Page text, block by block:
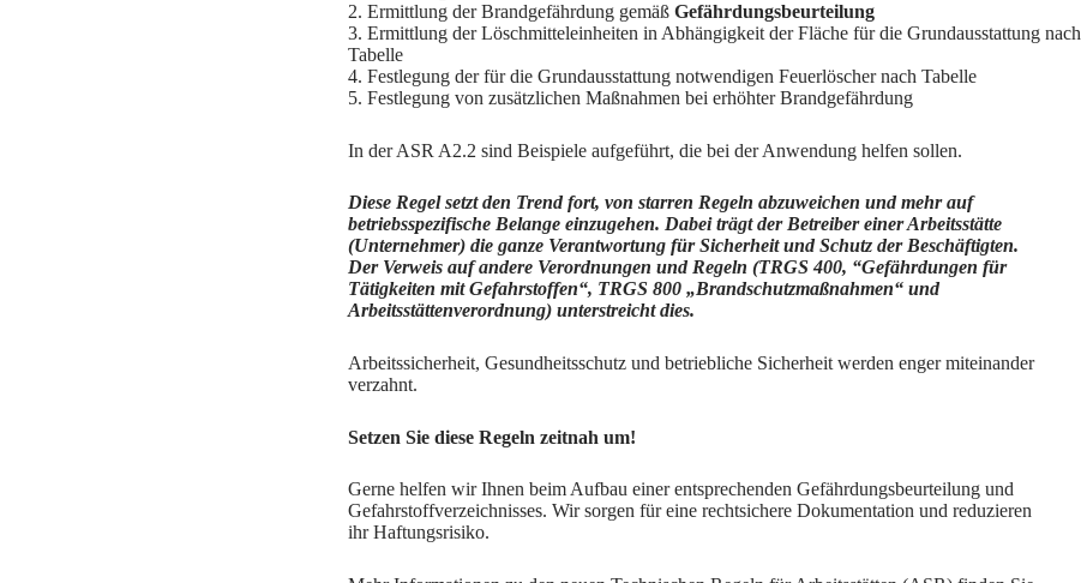
2. Ermittlung der Brandgefährdung gemäß Gefährdungsbeurteilung
3. Ermittlung der Löschmitteleinheiten in Abhängigkeit der Fläche für die Grundausstattung nach
Tabelle
4. Festlegung der für die Grundausstattung notwendigen Feuerlöscher nach Tabelle
5. Festlegung von zusätzlichen Maßnahmen bei erhöhter Brandgefährdung
In der ASR A2.2 sind Beispiele aufgeführt, die bei der Anwendung helfen sollen.
Diese Regel setzt den Trend fort, von starren Regeln abzuweichen und mehr auf
betriebsspezifische Belange einzugehen. Dabei trägt der Betreiber einer Arbeitsstätte
(Unternehmer) die ganze Verantwortung für Sicherheit und Schutz der Beschäftigten.
Der Verweis auf andere Verordnungen und Regeln (TRGS 400, “Gefährdungen für
Tätigkeiten mit Gefahrstoffen“, TRGS 800 „Brandschutzmaßnahmen“ und
Arbeitsstättenverordnung) unterstreicht dies.
Arbeitssicherheit, Gesundheitsschutz und betriebliche Sicherheit werden enger miteinander
verzahnt.
Setzen Sie diese Regeln zeitnah um!
Gerne helfen wir Ihnen beim Aufbau einer entsprechenden Gefährdungsbeurteilung und
Gefahrstoffverzeichnisses. Wir sorgen für eine rechtsichere Dokumentation und reduzieren
ihr Haftungsrisiko.